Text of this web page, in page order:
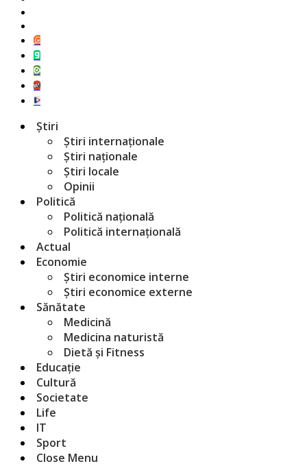
Știri
Știri internaționale
Știri naționale
Știri locale
Opinii
Politică
Politică națională
Politică internațională
Actual
Economie
Știri economice interne
Știri economice externe
Sănătate
Medicină
Medicina naturistă
Dietă și Fitness
Educație
Cultură
Societate
Life
IT
Sport
Close Menu